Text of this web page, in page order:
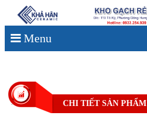
Menu
CHI TIẾT SẢN PHẨM